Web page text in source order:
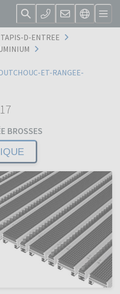
TAPIS-D-ENTREE
ET-RANGEE-
BROSSES